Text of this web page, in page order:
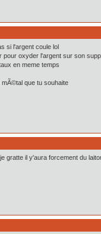
si l'argent coule lol
oxyder l'argent sur son
en meme temps
que tu souhaite
gratte il y'aura forcement du